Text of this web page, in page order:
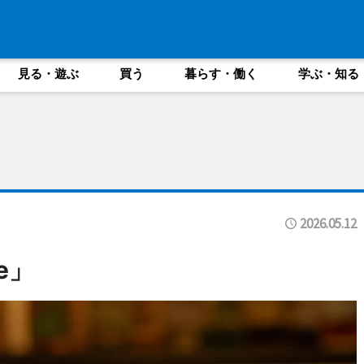
見る・遊ぶ 買う 暮らす・働く 学ぶ・知る
2026.05.12